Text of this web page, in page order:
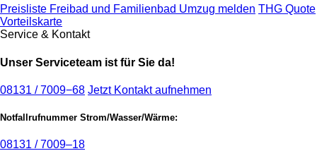
Preisliste Freibad und Familienbad Umzug melden THG Quote
Vorteilskarte
Service & Kontakt
Unser Serviceteam ist für Sie da!
08131 / 7009−68 Jetzt Kontakt aufnehmen
Notfallrufnummer Strom/Wasser/Wärme:
08131 / 7009–18